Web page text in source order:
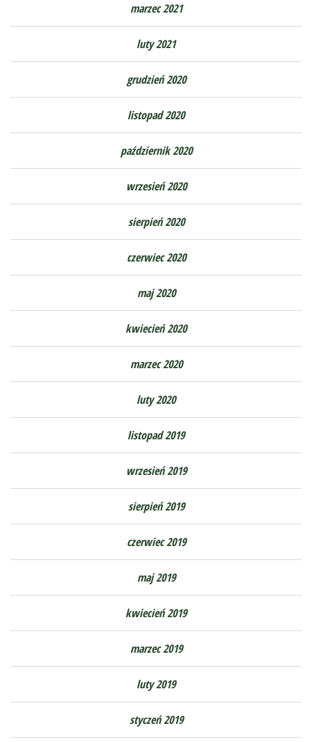
marzec 2021
luty 2021
grudzień 2020
listopad 2020
październik 2020
wrzesień 2020
sierpień 2020
czerwiec 2020
maj 2020
kwiecień 2020
marzec 2020
luty 2020
listopad 2019
wrzesień 2019
sierpień 2019
czerwiec 2019
maj 2019
kwiecień 2019
marzec 2019
luty 2019
styczeń 2019